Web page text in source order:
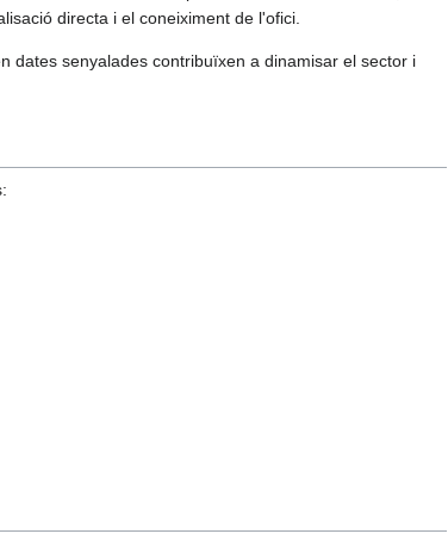
directa i el coneiximent de l'ofici.
dates senyalades contribuïxen a dinamisar el sector i